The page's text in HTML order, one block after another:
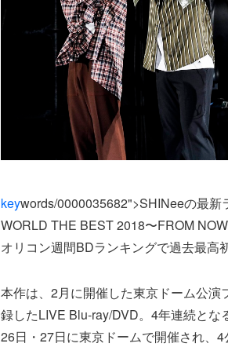
keywords/0000035682">SHINeeの最新
WORLD THE BEST 2018〜FROM
オリコン週間BDランキングで過去最高
本作は、2月に開催した東京ドーム公
録したLIVE Blu-ray/DVD。4年連続と
26日・27日に東京ドームで開催され、